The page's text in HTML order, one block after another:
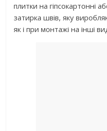
плитки на гіпсокартонні
затирка швів, яку
як і при монтажі на інші